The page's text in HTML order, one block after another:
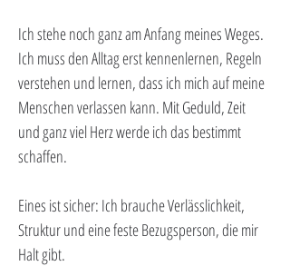
Ich stehe noch ganz am Anfang meines Weges.
Ich muss den Alltag erst kennenlernen, Regeln
verstehen und lernen, dass ich mich auf meine
Menschen verlassen kann. Mit Geduld, Zeit
und ganz viel Herz werde ich das bestimmt
schaffen.
Eines ist sicher: Ich brauche Verlässlichkeit,
Struktur und eine feste Bezugsperson, die mir
Halt gibt.